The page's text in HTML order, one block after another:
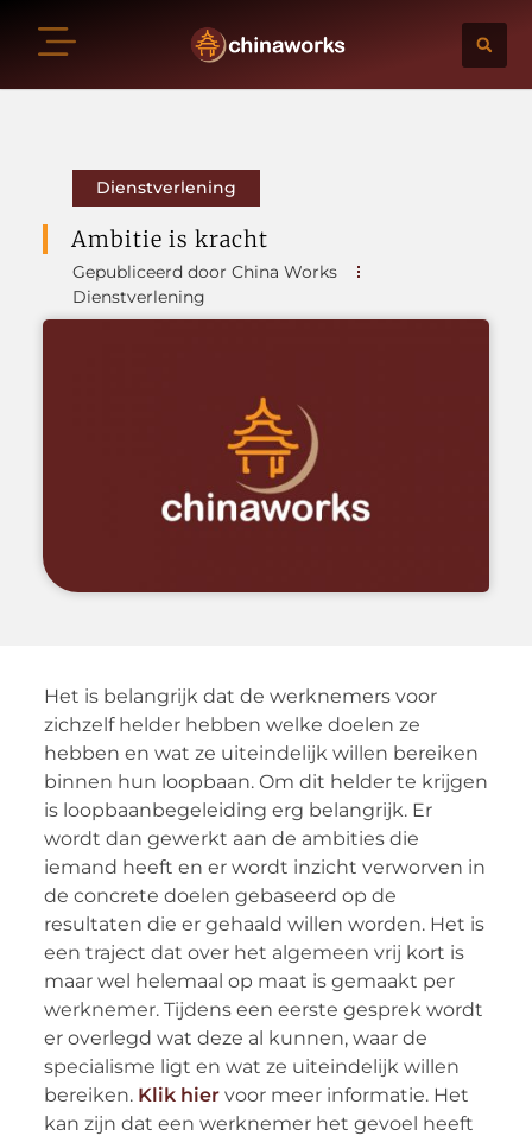
Dienstverlening
Ambitie is kracht
Gepubliceerd door China Works
Dienstverlening
Het is belangrijk dat de werknemers voor
zichzelf helder hebben welke doelen ze
hebben en wat ze uiteindelijk willen bereiken
binnen hun loopbaan. Om dit helder te krijgen
is loopbaanbegeleiding erg belangrijk. Er
wordt dan gewerkt aan de ambities die
iemand heeft en er wordt inzicht verworven in
de concrete doelen gebaseerd op de
resultaten die er gehaald willen worden. Het is
een traject dat over het algemeen vrij kort is
maar wel helemaal op maat is gemaakt per
werknemer. Tijdens een eerste gesprek wordt
er overlegd wat deze al kunnen, waar de
specialisme ligt en wat ze uiteindelijk willen
bereiken. Klik hiervoor meer informatie. Het
kan zijn dat een werknemer het gevoel heeft